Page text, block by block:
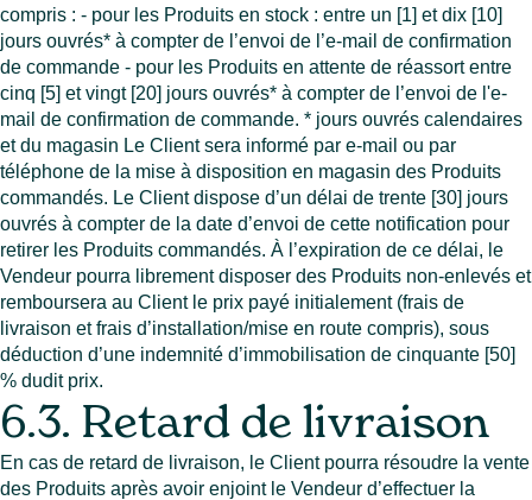
compris : - pour les Produits en stock : entre un [1] et dix [10]
jours ouvrés* à compter de l’envoi de l’e-mail de confirmation
de commande - pour les Produits en attente de réassort entre
cinq [5] et vingt [20] jours ouvrés* à compter de l’envoi de l'e-
mail de confirmation de commande. * jours ouvrés calendaires
et du magasin Le Client sera informé par e-mail ou par
téléphone de la mise à disposition en magasin des Produits
commandés. Le Client dispose d’un délai de trente [30] jours
ouvrés à compter de la date d’envoi de cette notification pour
retirer les Produits commandés. À l’expiration de ce délai, le
Vendeur pourra librement disposer des Produits non-enlevés et
remboursera au Client le prix payé initialement (frais de
livraison et frais d’installation/mise en route compris), sous
déduction d’une indemnité d’immobilisation de cinquante [50]
% dudit prix.
6.3. Retard de livraison
En cas de retard de livraison, le Client pourra résoudre la vente
des Produits après avoir enjoint le Vendeur d’effectuer la